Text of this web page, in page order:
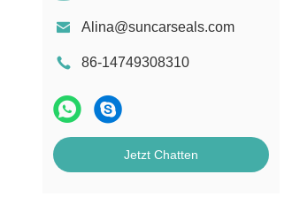
Alina@suncarseals.com
86-14749308310
Jetzt Chatten